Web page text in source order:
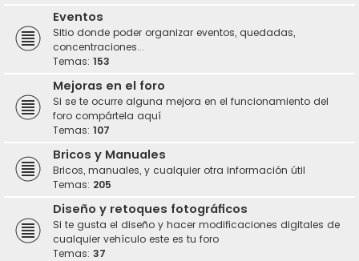
Eventos
Sitio donde poder organizar eventos, quedadas,
concentraciones...
Temas: 153
Mejoras en el foro
Si se te ocurre alguna mejora en el funcionamiento del
foro compártela aquí
Temas: 107
Bricos y Manuales
Bricos, manuales, y cualquier otra información útil
Temas: 205
Diseño y retoques fotográficos
Si te gusta el diseño y hacer modificaciones digitales de
cualquier vehículo este es tu foro
Temas: 37